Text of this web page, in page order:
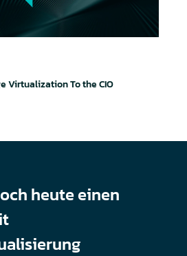
Virtualization To the CIO
heute einen